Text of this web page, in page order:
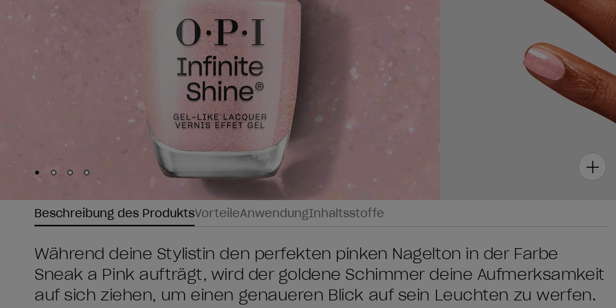
Skip to slide
Skip to slide
Skip to slide
Skip to slide 4
Beschreibung des ProduktsVorteileAnwendungInhaltsstoffe
Während deine Stylistin den perfekten pinken Nagelton in der Farbe
Sneak a Pink aufträgt, wird der goldene Schimmer deine Aufmerksamkeit
auf sich ziehen, um einen genaueren Blick auf sein Leuchten zu werfen.